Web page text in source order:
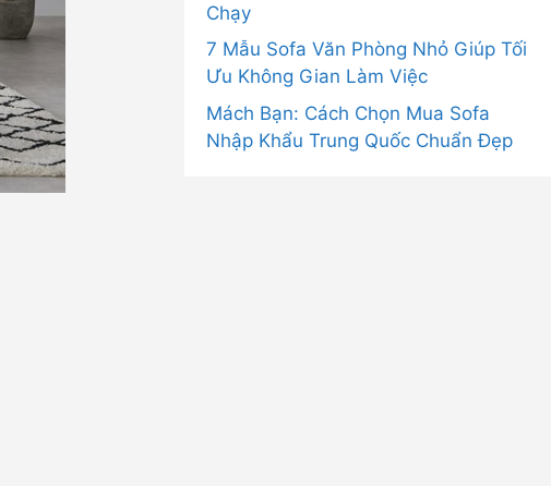
Chạy
7 Mẫu Sofa Văn Phòng Nhỏ Giúp Tối
Ưu Không Gian Làm Việc
Mách Bạn: Cách Chọn Mua Sofa
Nhập Khẩu Trung Quốc Chuẩn Đẹp